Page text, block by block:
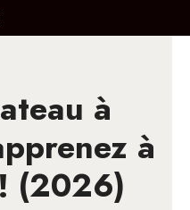
MENU
à
à
(2026)